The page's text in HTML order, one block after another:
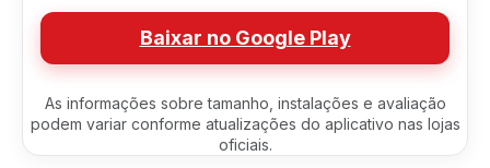
Baixar no Google Play
As informações sobre tamanho, instalações e avaliação
podem variar conforme atualizações do aplicativo nas lojas
oficiais.